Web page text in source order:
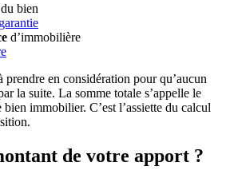
du bien
d’immobilière
prendre en considération pour qu’aucun
la suite. La somme totale s’appelle le
bien immobilier. C’est l’assiette du calcul
de votre apport ?